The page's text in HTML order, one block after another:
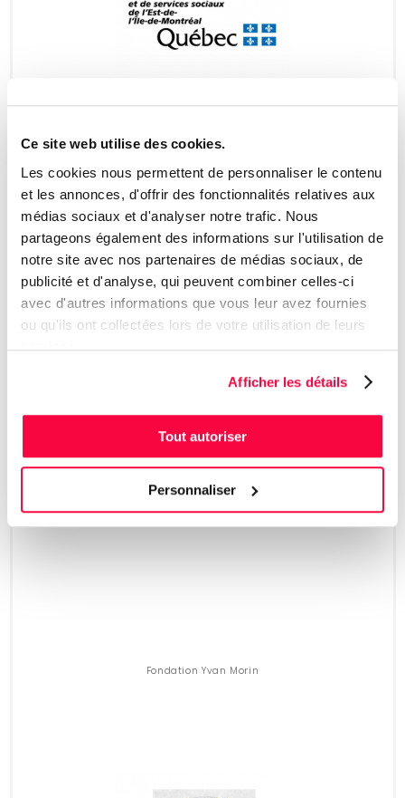
Ce site web utilise des cookies.
Les cookies nous permettent de personnaliser le contenu
et les annonces, d'offrir des fonctionnalités relatives aux
médias sociaux et d'analyser notre trafic. Nous
partageons également des informations sur l'utilisation de
notre site avec nos partenaires de médias sociaux, de
publicité et d'analyse, qui peuvent combiner celles-ci
avec d'autres informations que vous leur avez fournies
ou qu'ils ont collectées lors de votre utilisation de leurs
services.
Afficher les détails
Tout autoriser
Personnaliser
Fondation Émilie Tavernier
Fondation Yvan Morin